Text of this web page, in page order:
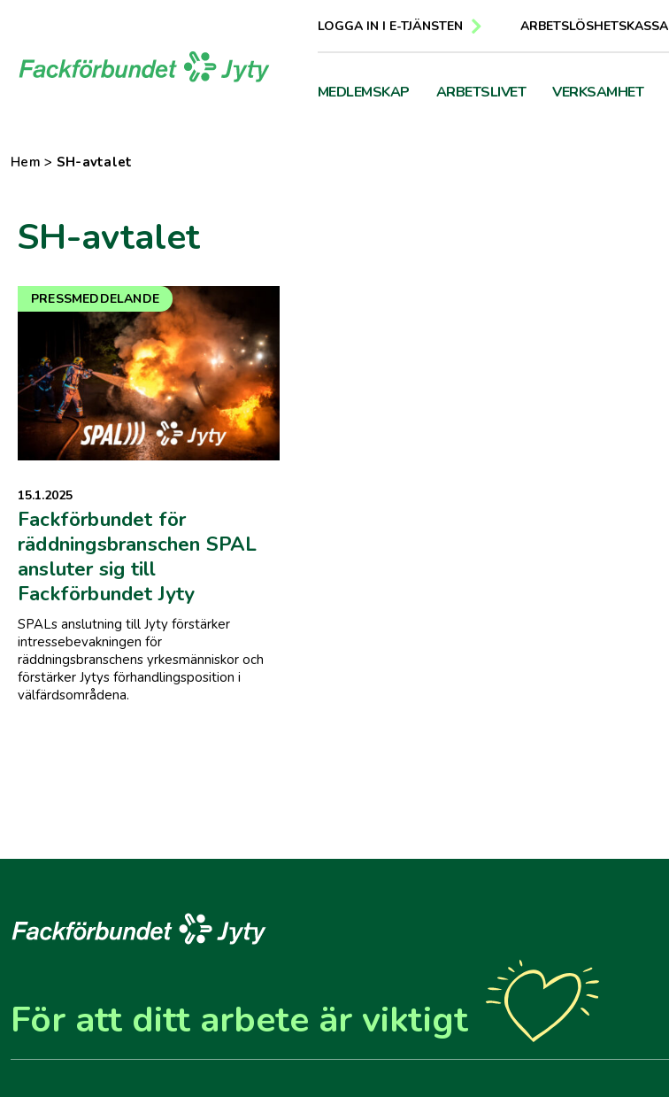
LOGGA IN I E-TJÄNSTEN ARBETSLÖSHETSKASSA
MEDLEMSKAP ARBETSLIVET VERKSAMHET
Hem > SH-avtalet
SH-avtalet
PRESSMEDDELANDE
15.1.2025
Fackförbundet för
räddningsbranschen SPAL
ansluter sig till
Fackförbundet Jyty
SPALs anslutning till Jyty förstärker
intressebevakningen för
räddningsbranschens yrkesmänniskor och
förstärker Jytys förhandlingsposition i
välfärdsområdena.
För att ditt arbete är viktigt